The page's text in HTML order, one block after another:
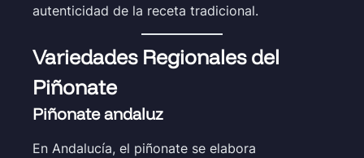
autenticidad de la receta tradicional.
Variedades Regionales del
Piñonate
Piñonate andaluz
En Andalucía, el piñonate se elabora